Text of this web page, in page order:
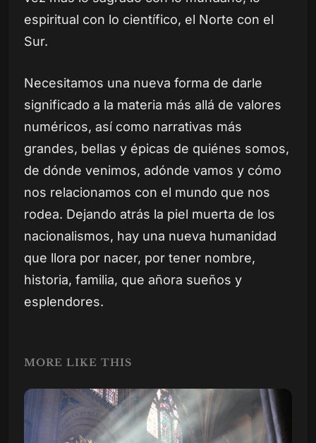
espiritual con lo científico, el Norte con el
Sur.
Necesitamos una nueva forma de darle
significado a la materia más allá de valores
numéricos, así como narrativas más
grandes, bellas y épicas de quiénes somos,
de dónde venimos, adónde vamos y cómo
nos relacionamos con el mundo que nos
rodea. Dejando atrás la piel muerta de los
nacionalismos, hay una nueva humanidad
que llora por nacer, por tener nombre,
historia, familia, que añora sueños y
esplendores.
MORE LIKE THIS